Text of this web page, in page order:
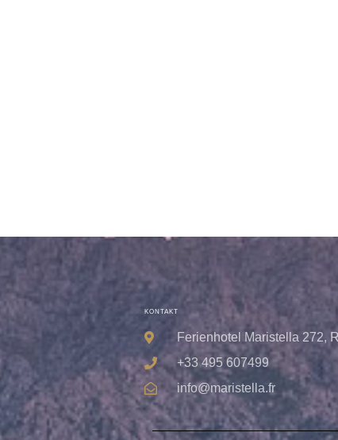
KONTAKT
Ferienhotel Maristella 272,
+33 495 607499
info@maristella.fr